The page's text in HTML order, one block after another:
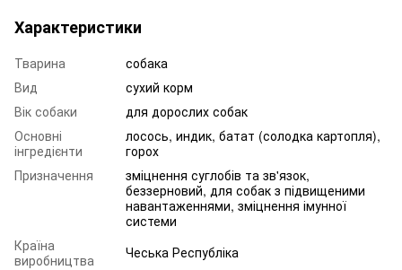
Характеристики
Тварина
собака
Вид
сухий корм
Вік собаки
для дорослих собак
Основні
інгредієнти
лосось, индик, батат (солодка картопля),
горох
Призначення
зміцнення суглобів та зв'язок,
беззерновий, для собак з підвищеними
навантаженнями, зміцнення імунної
системи
Країна
виробництва
Чеська Республіка